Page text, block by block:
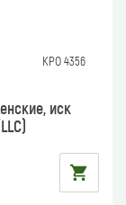
КРО 4356
иск